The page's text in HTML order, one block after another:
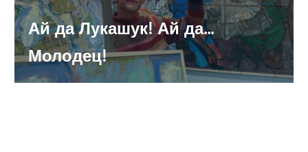
По части обманутых дольщиков Самарская область
попала в число «сложных регионов»
Toyota Land Cruiser въехал в стену магазина (ФОТО)
Ай да Лукашук! Ай да...
Молодец!